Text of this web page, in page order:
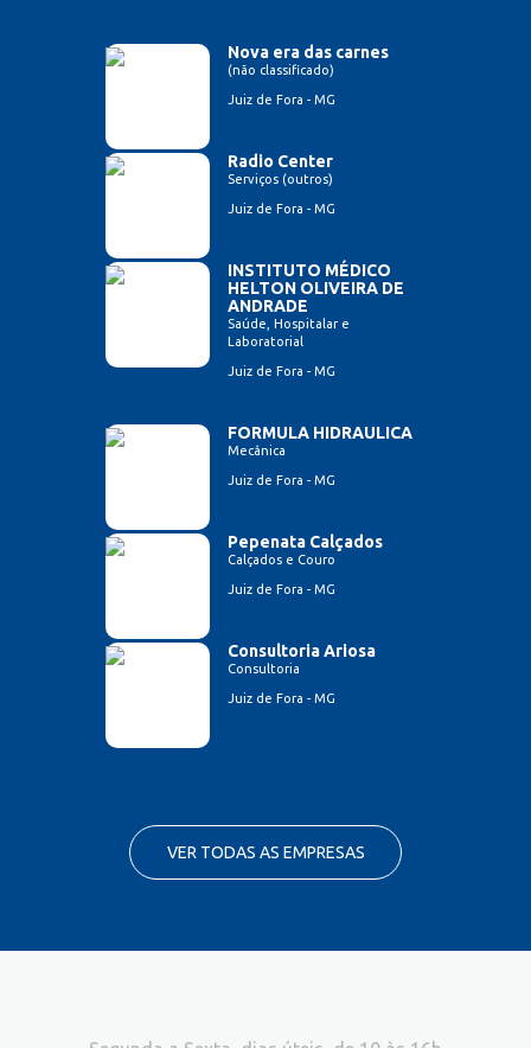
Nova era das carnes
(não classificado)
Juiz de Fora - MG
Radio Center
Serviços (outros)
Juiz de Fora - MG
INSTITUTO MÉDICO
HELTON OLIVEIRA DE
ANDRADE
Saúde, Hospitalar e
Laboratorial
Juiz de Fora - MG
FORMULA HIDRAULICA
Mecânica
Juiz de Fora - MG
Pepenata Calçados
Calçados e Couro
Juiz de Fora - MG
Consultoria Ariosa
Consultoria
Juiz de Fora - MG
VER TODAS AS EMPRESAS